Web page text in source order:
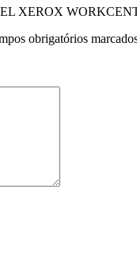
XEROX
obrigatórios